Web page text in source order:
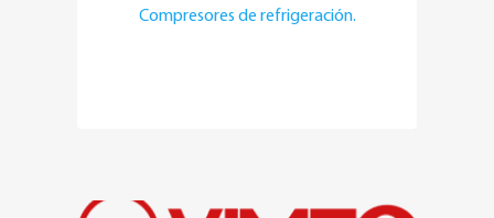
Compresores de refrigeración.